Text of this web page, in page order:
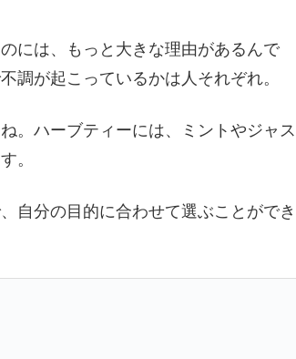
には、もっと大きな理由があるんで
調が起こっているかは人それぞれ。
。ハーブティーには、ミントやジャス
。
自分の目的に合わせて選ぶことができ